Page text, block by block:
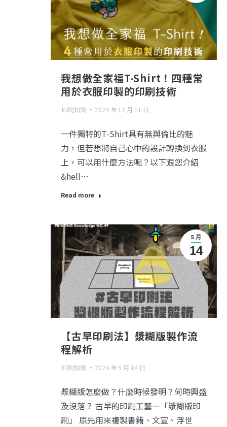
我想做全家福T-Shirt！四種常
用於衣服印製的印刷技術
印刷知識 2024 年 12 月 11 日
一件獨特的T-Shirt具有無與倫比的魅
力，但若想將自己心中的設計轉換到衣服
上，可以用什麼方法呢？以下跟您介紹
&hell…
Read more
5 月
14
【古早印刷法】漿糊版製作流
程解析 󠀠
印刷知識 2024 年 5 月 14 日
漿糊版怎麼做？什麼時候發明？何時興盛
及沒落？ 古早的印刷工藝—「漿糊版印
刷」 原先用來複製書籍、文宣、浮世